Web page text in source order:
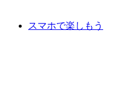
スマホで楽しもう